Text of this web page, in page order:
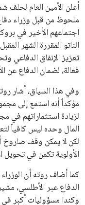
محافظات
أعلن الأمين العام لحلف
ملحوظ من قبل وزراء
اجتماعهم الأخير في
الناتو المقررة الشهر
تعزيز الإنفاق
فعالة، لضمان الدفاع عن
وفي هذا السياق، أشار
مؤكداً أنه استمع إلى
لزيادة استثماراتهم في
المال وحده ليس كافياً
لكن لا يمكن وقف صاروخ
الأولوية تكمن في تحويل
كما أضاف روته أن
الدفاع عبر الأطلسي،
وكندا مسؤوليات أكبر في